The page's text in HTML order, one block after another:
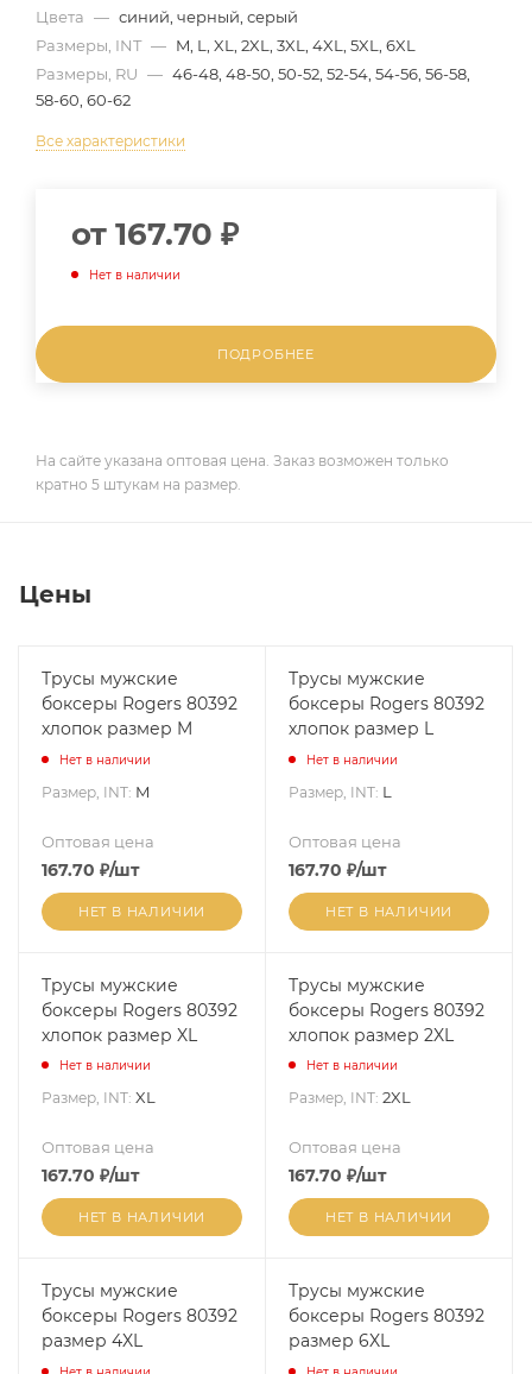
Цвета — синий, черный, серый
Размеры, INT — M, L, XL, 2XL, 3XL, 4XL, 5XL, 6XL
Размеры, RU — 46-48, 48-50, 50-52, 52-54, 54-56, 56-58,
58-60, 60-62
Все характеристики
от 167.70 ₽
Нет в наличии
ПОДРОБНЕЕ
На сайте указана оптовая цена. Заказ возможен только
кратно 5 штукам на размер.
Цены
Трусы мужские
боксеры Rogers 80392
хлопок размер M
Нет в наличии
Размер, INT: M
Оптовая цена
167.70 ₽/шт
НЕТ В НАЛИЧИИ
Трусы мужские
боксеры Rogers 80392
хлопок размер L
Нет в наличии
Размер, INT: L
Оптовая цена
167.70 ₽/шт
НЕТ В НАЛИЧИИ
Трусы мужские
боксеры Rogers 80392
хлопок размер XL
Нет в наличии
Размер, INT: XL
Оптовая цена
167.70 ₽/шт
НЕТ В НАЛИЧИИ
Трусы мужские
боксеры Rogers 80392
хлопок размер 2XL
Нет в наличии
Размер, INT: 2XL
Оптовая цена
167.70 ₽/шт
НЕТ В НАЛИЧИИ
Трусы мужские
боксеры Rogers 80392
размер 4XL
Трусы мужские
боксеры Rogers 80392
размер 6XL